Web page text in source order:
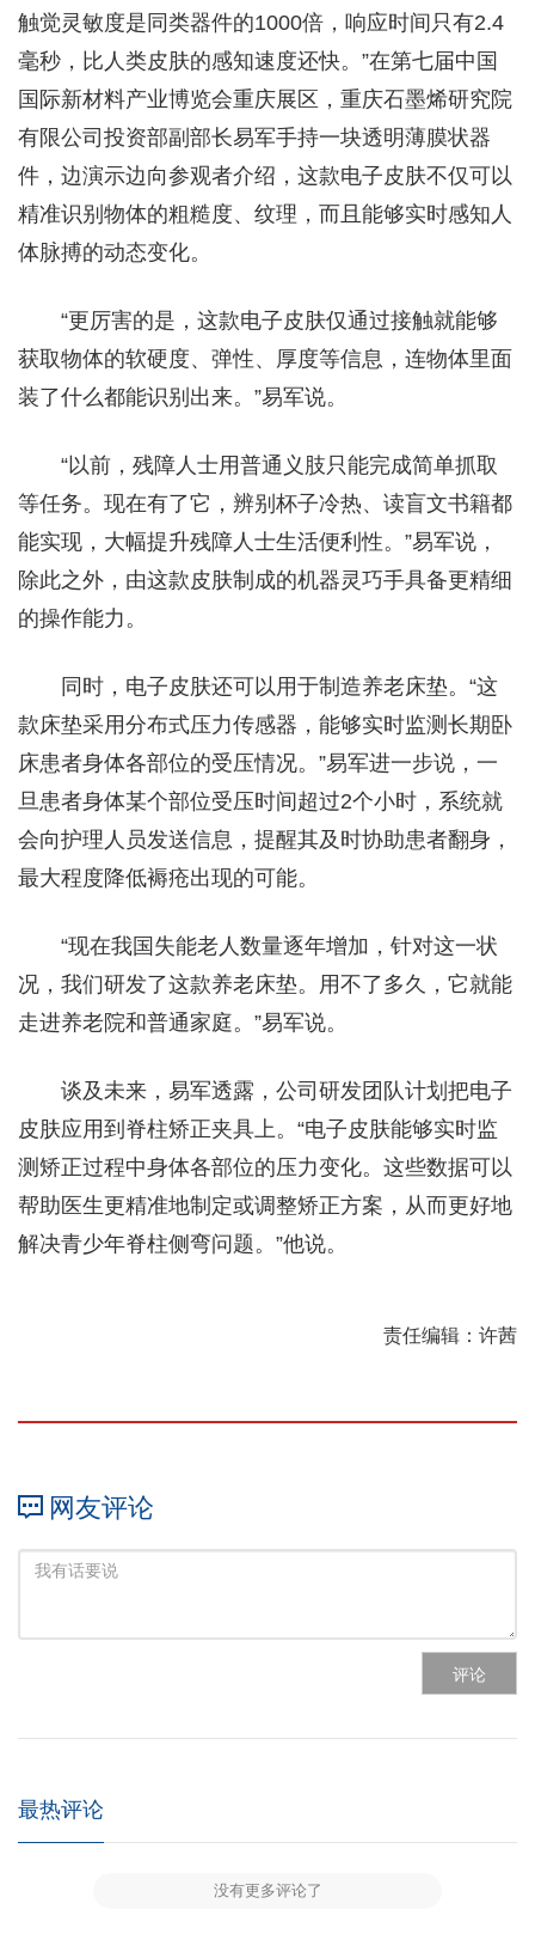
触觉灵敏度是同类器件的1000倍，响应时间只有2.4
毫秒，比人类皮肤的感知速度还快。”在第七届中国
国际新材料产业博览会重庆展区，重庆石墨烯研究院
有限公司投资部副部长易军手持一块透明薄膜状器
件，边演示边向参观者介绍，这款电子皮肤不仅可以
精准识别物体的粗糙度、纹理，而且能够实时感知人
体脉搏的动态变化。
“更厉害的是，这款电子皮肤仅通过接触就能够
获取物体的软硬度、弹性、厚度等信息，连物体里面
装了什么都能识别出来。”易军说。
“以前，残障人士用普通义肢只能完成简单抓取
等任务。现在有了它，辨别杯子冷热、读盲文书籍都
能实现，大幅提升残障人士生活便利性。”易军说，
除此之外，由这款皮肤制成的机器灵巧手具备更精细
的操作能力。
同时，电子皮肤还可以用于制造养老床垫。“这
款床垫采用分布式压力传感器，能够实时监测长期卧
床患者身体各部位的受压情况。”易军进一步说，一
旦患者身体某个部位受压时间超过2个小时，系统就
会向护理人员发送信息，提醒其及时协助患者翻身，
最大程度降低褥疮出现的可能。
“现在我国失能老人数量逐年增加，针对这一状
况，我们研发了这款养老床垫。用不了多久，它就能
走进养老院和普通家庭。”易军说。
谈及未来，易军透露，公司研发团队计划把电子
皮肤应用到脊柱矫正夹具上。“电子皮肤能够实时监
测矫正过程中身体各部位的压力变化。这些数据可以
帮助医生更精准地制定或调整矫正方案，从而更好地
解决青少年脊柱侧弯问题。”他说。
责任编辑：许茜
网友评论
评论
最热评论
没有更多评论了